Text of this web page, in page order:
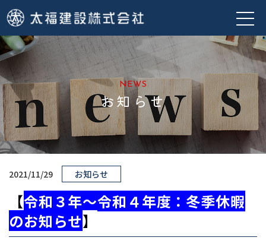
NEWS
お知らせ
2021/11/29 お知らせ
【令和３年～令和４年度：冬季休暇
のお知らせ】